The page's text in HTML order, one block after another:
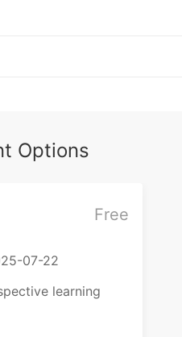
Options
Free
07-22
learning